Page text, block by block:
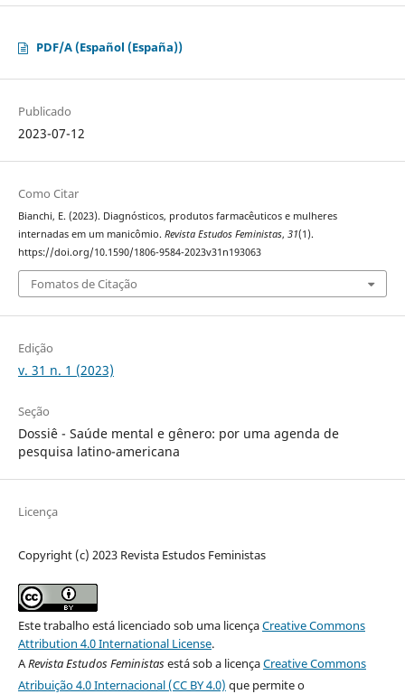
PDF/A (Español (España))
Publicado
2023-07-12
Como Citar
Bianchi, E. (2023). Diagnósticos, produtos farmacêuticos e mulheres
internadas em um manicômio. Revista Estudos Feministas, 31(1).
https://doi.org/10.1590/1806-9584-2023v31n193063
Fomatos de Citação
Edição
v. 31 n. 1 (2023)
Seção
Dossiê - Saúde mental e gênero: por uma agenda de
pesquisa latino-americana
Licença
Copyright (c) 2023 Revista Estudos Feministas
Este trabalho está licenciado sob uma licençaCreative Commons
Attribution 4.0 International License.
ARevista Estudos Feministasestá sob a licençaCreative Commons
Atribuição 4.0 Internacional (CC BY 4.0) que permite o